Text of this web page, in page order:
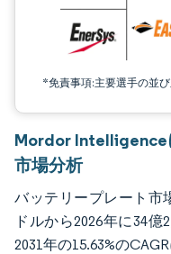
*免責事項:主要選手の並
Mordor Intelligence
市場分析
バッテリープレート市
ドルから2026年に34
2031年の15.63%の